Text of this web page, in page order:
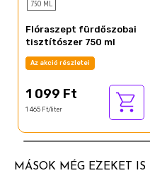
750 ML
Flóraszept fürdőszobai
tisztítószer 750 ml
Az akció részletei
1 099 Ft
1 465 Ft/liter
MÁSOK MÉG EZEKET IS